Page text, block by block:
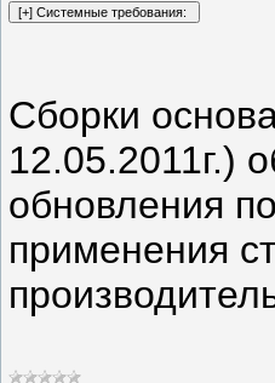
Сборки
12.05.2011г.)
обновления
применения